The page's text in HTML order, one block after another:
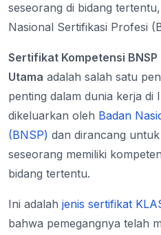
seseorang di bidang
Nasional Sertifikasi Profesi
Sertifikat Kompetensi
Utama adalah salah satu
penting dalam dunia kerja di
dikeluarkan oleh Badan
(BNSP) dan dirancang
seseorang memiliki
bidang tertentu.
Ini adalah jenis sertifikat
bahwa pemegangnya telah